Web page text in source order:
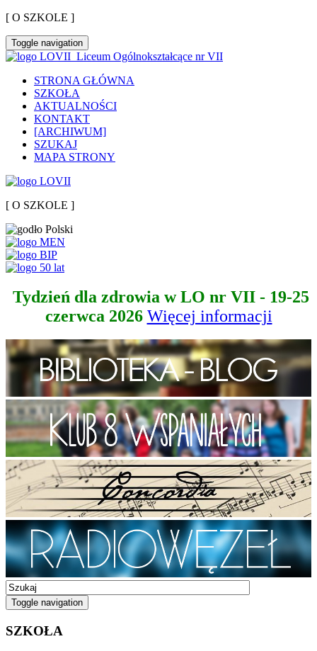
[ O SZKOLE ]
Toggle navigation
Liceum Ogólnokształcące nr VII
STRONA GŁÓWNA
SZKOŁA
AKTUALNOŚCI
KONTAKT
[ARCHIWUM]
SZUKAJ
MAPA STRONY
[ O SZKOLE ]
Tydzień dla zdrowia w LO nr VII - 19-25
czerwca 2026 Więcej informacji
Toggle navigation
SZKOŁA